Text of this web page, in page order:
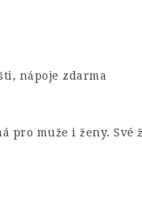
nápoje zdarma
pro muže i ženy.